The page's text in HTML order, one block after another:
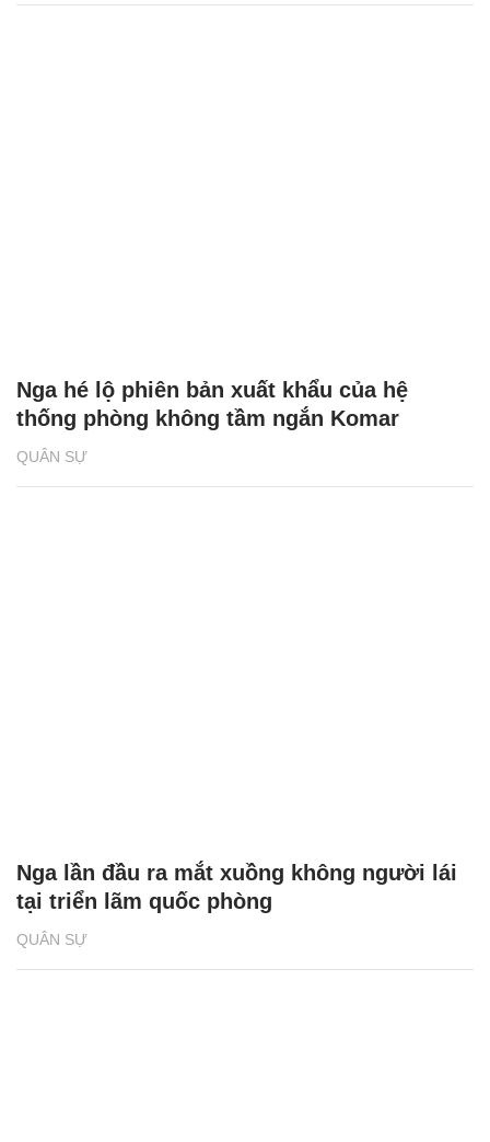
QUÂN SỰ
Nga hé lộ phiên bản xuất khẩu của hệ
thống phòng không tầm ngắn Komar
QUÂN SỰ
Nga lần đầu ra mắt xuồng không người lái
tại triển lãm quốc phòng